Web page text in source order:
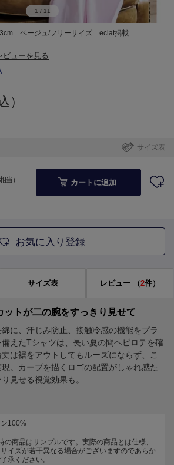
1 / 11
ベージュ/フリーサイズ eclat掲載
ビューを見る
）
サイズ表
当）
カートに追加
お気に入り登録
サイズ表 レビュー （2件）
ットが二の腕をすっきり見せて
に、汗じみ防止、接触冷感の機能をプラ
えたTシャツは、長い夏の間ヘビロテを確
は裾をアウトしてもルーズにならず、こ
。カーブを描くロゴの配置がしゃれ感た
見せる視覚効果も。
100%
の商品はサンプルです。実際の商品とは仕様、
イズが若干異なる場合がございますのであらか
承ください。